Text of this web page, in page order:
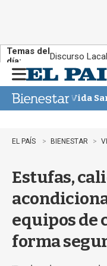
Temas del
día:
Discurso
n
u
Vida
EL PAÍS BIENESTAR
Estufas,
equipos de
forma